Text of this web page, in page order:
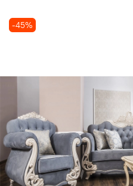
-45%